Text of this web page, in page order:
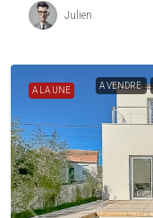
Julien
A LA UNE A VENDRE